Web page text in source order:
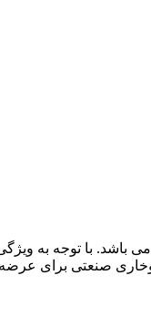
باشد. با توجه به
صنعتی برای